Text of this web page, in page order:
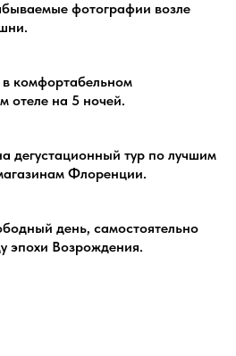
фотографии возле
комфортабельном
отеле на 5 ночей.
дегустационный тур по лучшим
Флоренции.
день, самостоятельно
эпохи Возрождения.